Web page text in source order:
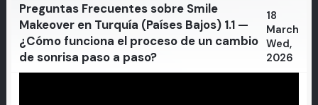
Preguntas Frecuentes sobre Smile
Makeover en Turquía (Países Bajos) 1.1 —
¿Cómo funciona el proceso de un cambio
de sonrisa paso a paso?
18
March
Wed,
2026